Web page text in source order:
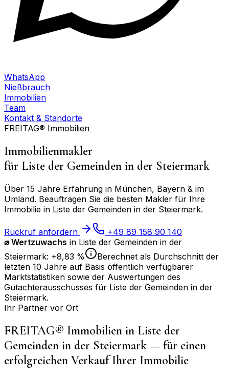
WhatsApp
Nießbrauch
Immobilien
Team
Kontakt & Standorte
FREITAG® Immobilien
Immobilienmakler
für Liste der Gemeinden in der Steiermark
Über 15 Jahre Erfahrung in München, Bayern & im
Umland. Beauftragen Sie die besten Makler für Ihre
Immobilie in Liste der Gemeinden in der Steiermark.
Rückruf anfordern
+49 89 158 90 140
⌀ Wertzuwachs in Liste der Gemeinden in der
Steiermark: +8,83 %
Berechnet als Durchschnitt der
letzten 10 Jahre auf Basis öffentlich verfügbarer
Marktstatistiken sowie der Auswertungen des
Gutachterausschusses für Liste der Gemeinden in der
Steiermark.
Ihr Partner vor Ort
FREITAG® Immobilien in Liste der
Gemeinden in der Steiermark — für einen
erfolgreichen Verkauf Ihrer Immobilie